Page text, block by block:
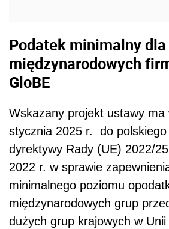
Podatek minimalny dla
międzynarodowych
GloBE
Wskazany projekt ustawy ma
stycznia 2025 r.
do
dyrektywy Rady (UE) 2022/
2022 r. w sprawie
minimalnego poziomu
międzynarodowych grup
dużych grup krajowych w